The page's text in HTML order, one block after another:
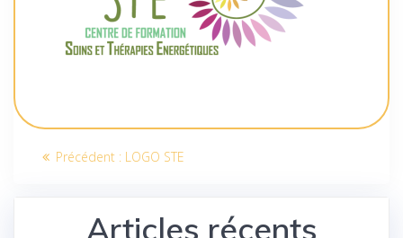
Navigation
l’article
Précédent : Article
LOGO STE
Articles récents